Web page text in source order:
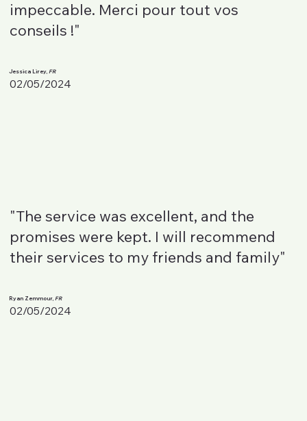
impeccable. Merci pour tout vos
conseils !"
Jessica Lirey, FR
02/05/2024
"The service was excellent, and the
promises were kept. I will recommend
their services to my friends and family"
Ryan Zemmour, FR
02/05/2024